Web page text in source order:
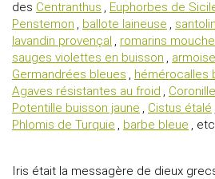
des Centranthus , Euphorbes de
Penstemon , ballote laineuse ,
lavandin provençal , romarins
sauges violettes en buisson ,
Germandrées bleues , hémérocalles
Agaves résistantes au froid ,
Potentille buisson jaune , Cistus étalé
Phlomis de Turquie , barbe bleue ,
Iris était la messagère de dieux